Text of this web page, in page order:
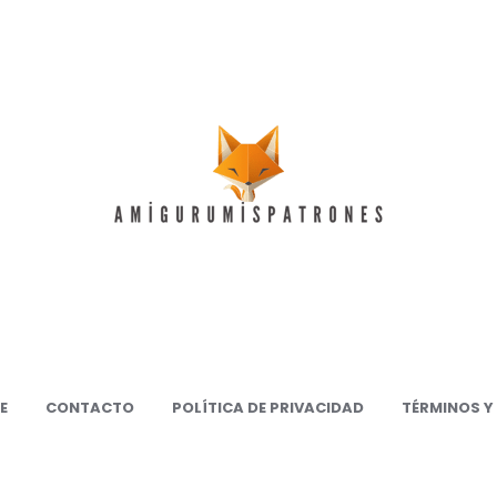
CONTACTO POLÍTICA DE PRIVACIDAD
TÉRMINOS